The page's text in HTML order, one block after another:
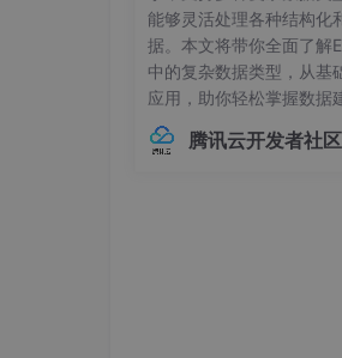
能够灵活处理各种结构化
据。本文将带你全面了解
中的复杂数据类型，从基
应用，助你轻松掌握数据
巧。## 内部对象：构建
在Elasticsearch中，对象
腾讯云开发者社区